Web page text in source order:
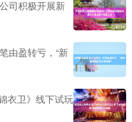
司积极开展新
由盈转亏，“新
衣卫》线下试玩